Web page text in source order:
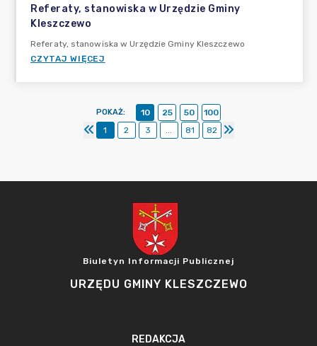
Referaty, stanowiska w Urzędzie Gminy
Kleszczewo
Referaty, stanowiska w Urzędzie Gminy Kleszczewo
CZYTAJ WIĘCEJ
POKAŻ: 10 25 50
100
1
2 3 ... 81 82
Biuletyn Informacji Publicznej
URZĘDU GMINY KLESZCZEWO
REDAKCJA